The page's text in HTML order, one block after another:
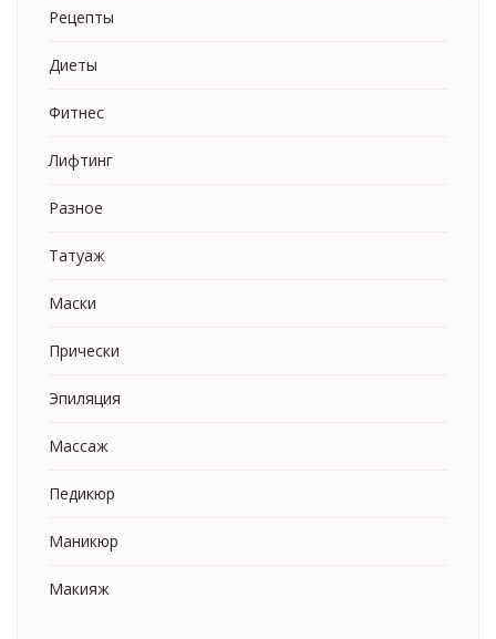
Рецепты
Диеты
Фитнес
Лифтинг
Разное
Татуаж
Маски
Прически
Эпиляция
Массаж
Педикюр
Маникюр
Макияж